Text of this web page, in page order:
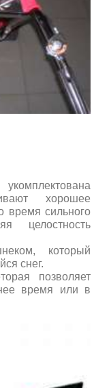
хорошее
время сильного
целостность
который
снег.
позволяет
время или в